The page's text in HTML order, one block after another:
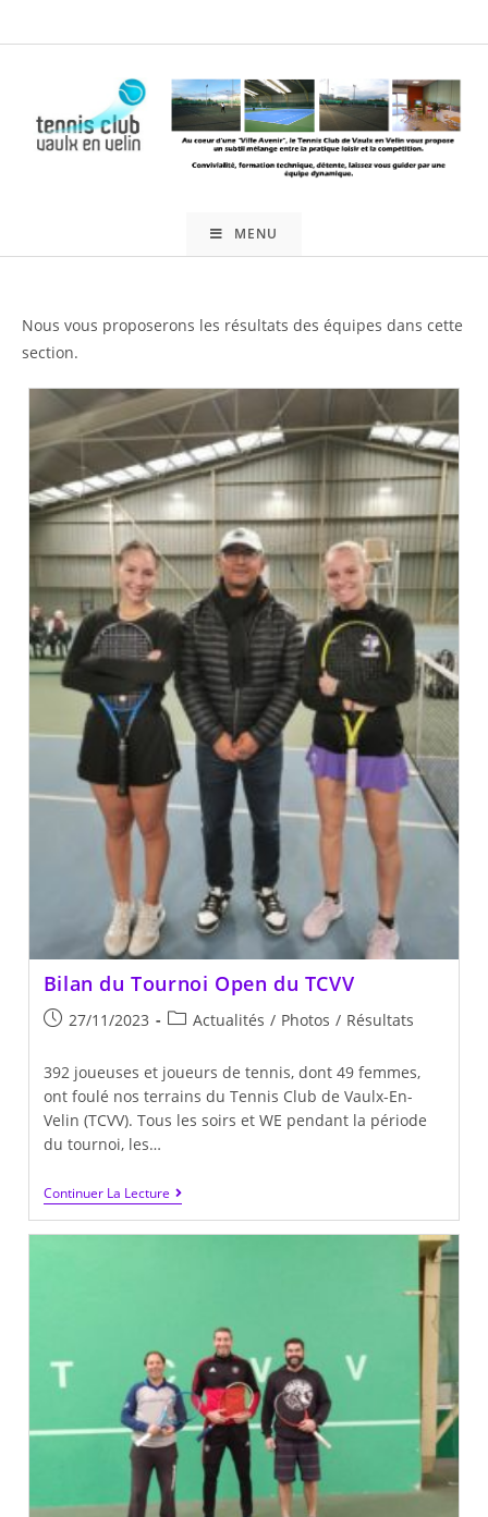
to
MENU
Nous vous proposerons les résultats des équipes dans cette
section.
Bilan du Tournoi Open du TCVV
Publication
27/11/2023
PostActualités / Photos / Résultats
392 joueuses et joueurs de tennis, dont 49 femmes,
ont foulé nos terrains du Tennis Club de Vaulx-En-
Velin (TCVV). Tous les soirs et WE pendant la période
du tournoi, les…
Continuer La LectureBilan
Du